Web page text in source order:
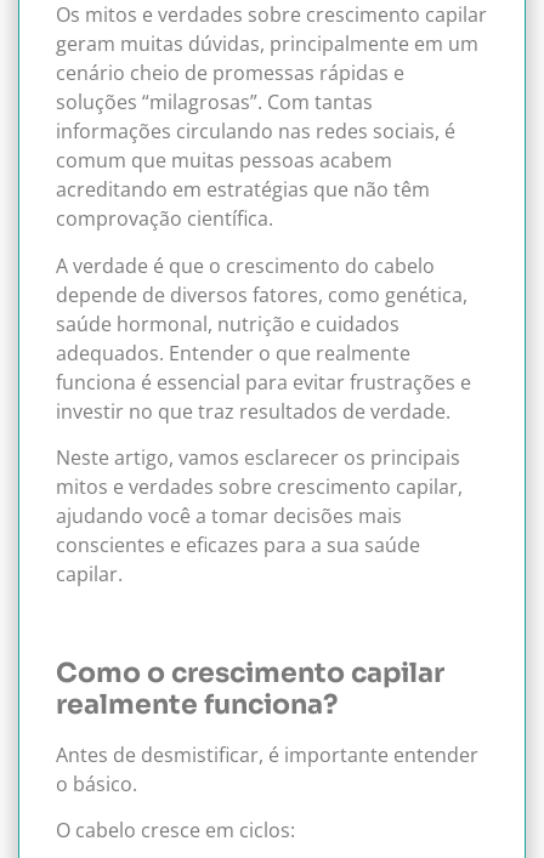
Os mitos e verdades sobre crescimento capilar
geram muitas dúvidas, principalmente em um
cenário cheio de promessas rápidas e
soluções “milagrosas”. Com tantas
informações circulando nas redes sociais, é
comum que muitas pessoas acabem
acreditando em estratégias que não têm
comprovação científica.
A verdade é que o crescimento do cabelo
depende de diversos fatores, como genética,
saúde hormonal, nutrição e cuidados
adequados. Entender o que realmente
funciona é essencial para evitar frustrações e
investir no que traz resultados de verdade.
Neste artigo, vamos esclarecer os principais
mitos e verdades sobre crescimento capilar,
ajudando você a tomar decisões mais
conscientes e eficazes para a sua saúde
capilar.
Como o crescimento capilar
realmente funciona?
Antes de desmistificar, é importante entender
o básico.
O cabelo cresce em ciclos: